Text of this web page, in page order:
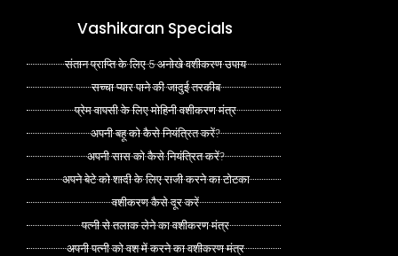
Vashikaran Specials
संतान प्राप्ति के लिए 5 अनोखे वशीकरण उपाय
सच्चा प्यार पाने की जादुई तरकीब
प्रेम वापसी के लिए मोहिनी वशीकरण मंत्र
अपनी बहू को कैसे नियंत्रित करें?
अपनी सास को कैसे नियंत्रित करें?
अपने बेटे को शादी के लिए राजी करने का टोटका
वशीकरण कैसे दूर करें
पत्नी से तलाक लेने का वशीकरण मंत्र
अपनी पत्नी को वश में करने का वशीकरण मंत्र